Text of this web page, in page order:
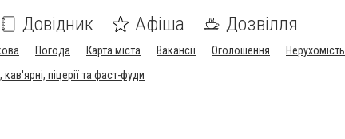
Довідник Афіша Дозвілля
Погода Карта міста Вакансії Оголошення Нерухомість
піцерії та фаст-фуди